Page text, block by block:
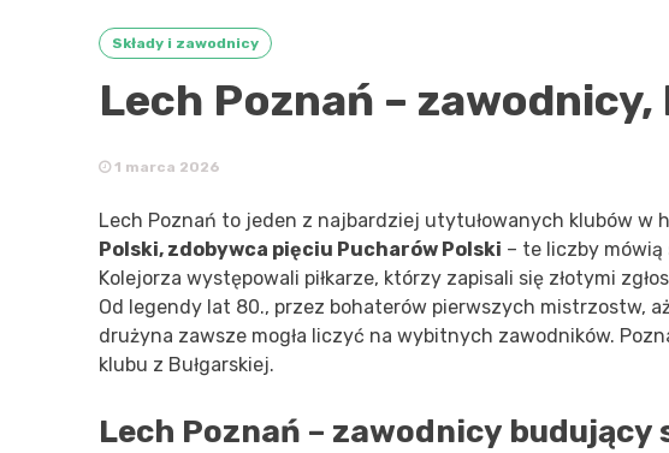
Składy i zawodnicy
Lech Poznań –
1 marca 2026
Lech Poznań to jeden z najbardziej utytułowanych klubów w
Polski, zdobywca pięciu Pucharów Polski – te liczby mówią
Kolejorza występowali piłkarze, którzy zapisali się złotymi
Od legendy lat 80., przez bohaterów pierwszych mistrzostw,
drużyna zawsze mogła liczyć na wybitnych zawodników.
klubu z Bułgarskiej.
Lech Poznań – zawodnicy budujący